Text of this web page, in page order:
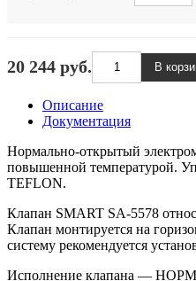
20 244 руб.
Описание
Документация
Нормально-открытый
повышенной температурой.
TEFLON.
Клапан SMART SA-5578
Клапан монтируется на
систему рекомендуется
Исполнение клапана —